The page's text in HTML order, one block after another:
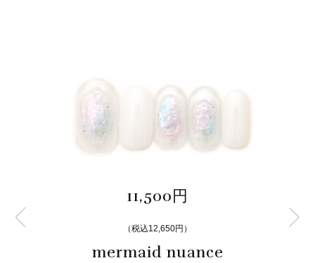
11,500円
（税込12,650円）
mermaid nuance